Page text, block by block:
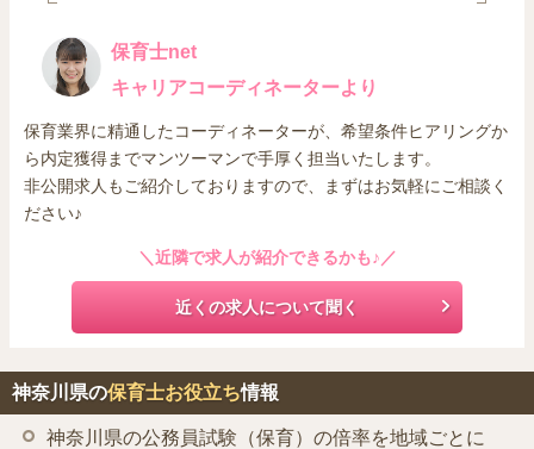
保育士net
キャリアコーディネーターより
保育業界に精通したコーディネーターが、希望条件ヒアリングか
ら内定獲得までマンツーマンで手厚く担当いたします。
非公開求人もご紹介しておりますので、まずはお気軽にご相談く
ださい♪
＼近隣で求人が紹介できるかも♪／
近くの求人について聞く
神奈川県の保育士お役立ち情報
神奈川県の公務員試験（保育）の倍率を地域ごとに